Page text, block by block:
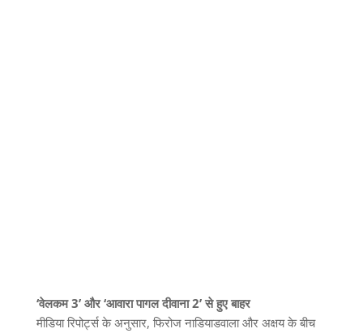
‘वेलकम 3’ और ‘आवारा पागल दीवाना 2’ से हुए बाहर
मीडिया रिपोर्ट्स के अनुसार, फिरोज नाडियाडवाला और अक्षय के बीच